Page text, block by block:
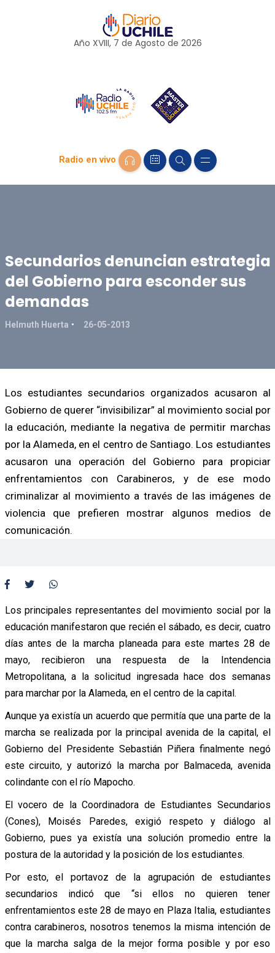
Año XVIII, 7 de Agosto de 2026
Radio en vivo
Secundarios denuncian estrategia
del Gobierno para esconder sus
demandas
Helmuth Huerta 26-05-2013
Los estudiantes secundarios organizados acusaron al
Gobierno de querer “invisibilizar” al movimiento social por
la educación, mediante la negativa de permitir marchas
por la Alameda, en el centro de Santiago. Los estudiantes
acusaron una operación del Gobierno para propiciar
enfrentamientos con Carabineros, y de ese modo
criminalizar al movimiento a través de las imágenes de
violencia que prefieren mostrar algunos medios de
comunicación.
Los principales representantes del movimiento social por la
educación manifestaron que recién el sábado, es decir, cuatro
días antes de la marcha planeada para este martes 28 de
mayo, recibieron una respuesta de la Intendencia
Metropolitana, a la solicitud ingresada hace dos semanas
para marchar por la Alameda, en el centro de la capital.
Aunque ya existía un acuerdo que permitía que una parte de la
marcha se realizada por la principal avenida de la capital, el
Gobierno del Presidente Sebastián Piñera finalmente negó
este circuito, y autorizó la marcha por Balmaceda, avenida
colindante con el río Mapocho.
El vocero de la Coordinadora de Estudiantes Secundarios
(Cones), Moisés Paredes, exigió respeto y diálogo al
Gobierno, pues ya existía una solución promedio entre la
postura de la autoridad y la posición de los estudiantes.
Por esto, el portavoz de la agrupación de estudiantes
secundarios indicó que “si ellos no quieren tener
enfrentamientos este 28 de mayo en Plaza Italia, estudiantes
contra carabineros, nosotros tenemos la misma intención de
que la marcha salga de la mejor forma posible y por eso